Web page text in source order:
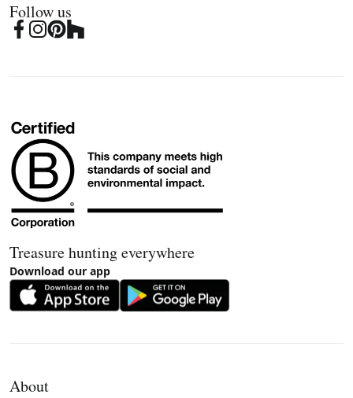
Follow us
Treasure hunting everywhere
Download our app
About